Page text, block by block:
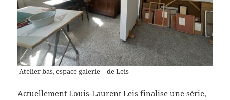
Atelier bas, espace galerie – de Leis
Actuellement Louis-Laurent Leis finalise une série,